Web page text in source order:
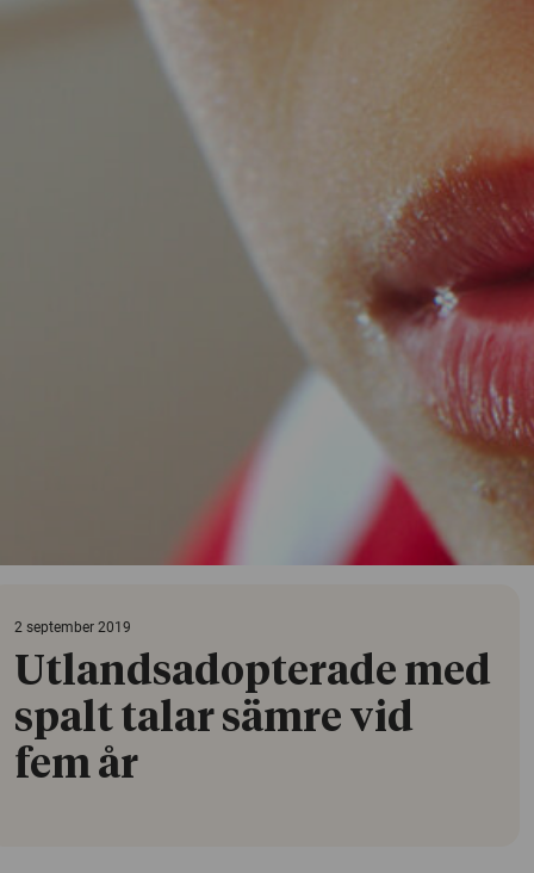
2 september 2019
Utlandsadopterade med
spalt talar sämre vid
fem år